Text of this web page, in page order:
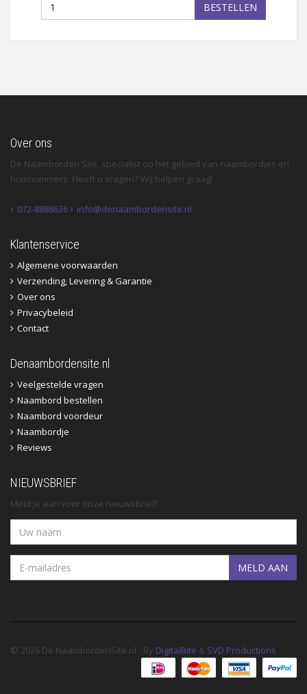
BESTELLEN
Over ons
De Naamborden Site, specialist op het gebied van naambordjes en
huisnummers. Heeft u vragen? Wij helpen graag!
072-8888636 info@denaambordensite.nl
Klantenservice
Algemene voorwaarden
Verzending, Levering & Garantie
Over ons
Privacybeleid
Contact
Denaambordensite.nl
Veelgestelde vragen
Naambord bestellen
Naambord voordeur
Naambordje
Reviews
NIEUWSBRIEF
Meld je aan voor onze nieuwsbrief!
MELD AAN
© 2026 De NaambordenSite.nl - By DigitalBite & SVD Productions